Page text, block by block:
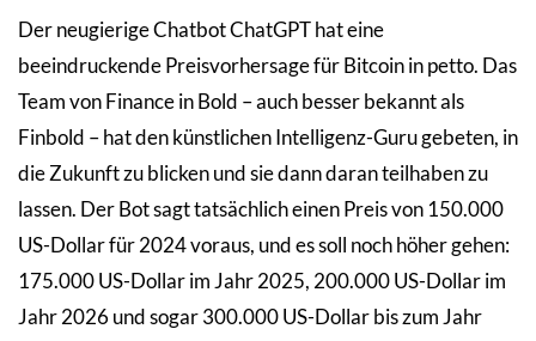
Der neugierige Chatbot ChatGPT hat eine
beeindruckende Preisvorhersage für Bitcoin in petto. Das
Team von Finance in Bold – auch besser bekannt als
Finbold – hat den künstlichen Intelligenz-Guru gebeten, in
die Zukunft zu blicken und sie dann daran teilhaben zu
lassen. Der Bot sagt tatsächlich einen Preis von 150.000
US-Dollar für 2024 voraus, und es soll noch höher gehen:
175.000 US-Dollar im Jahr 2025, 200.000 US-Dollar im
Jahr 2026 und sogar 300.000 US-Dollar bis zum Jahr